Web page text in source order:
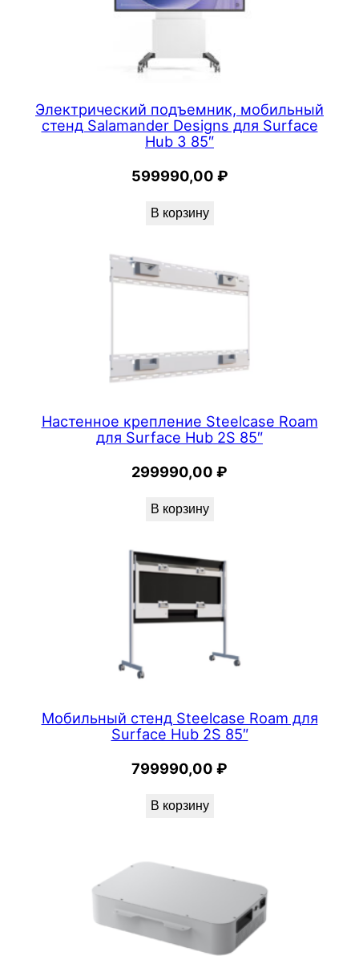
Электрический подъемник, мобильный
стенд Salamander Designs для Surface
Hub 3 85″
599990,00 ₽
В корзину
Настенное крепление Steelcase Roam
для Surface Hub 2S 85″
299990,00 ₽
В корзину
Мобильный стенд Steelcase Roam для
Surface Hub 2S 85″
799990,00 ₽
В корзину